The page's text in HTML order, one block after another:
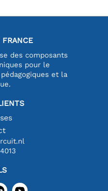
FRANCE
des composants
pour le
et la